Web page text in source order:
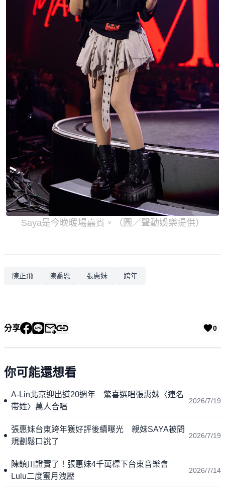
Saya是今晚暖場嘉賓。（圖／聲動娛樂提供）
陳正飛 陳喬恩 張惠妹 跨年
分享 0
你可能還想看
A-Lin北京迎出道20週年 驚喜選唱張惠妹〈連名
帶姓〉萬人合唱
2026/7/19
張惠妹台東跨年獲好評後續曝光 親妹SAYA被問
規劃鬆口說了
2026/7/19
陳鎮川證實了！張惠妹4千萬標下台東音樂會
Lulu二度蜜月洩壓
2026/7/14